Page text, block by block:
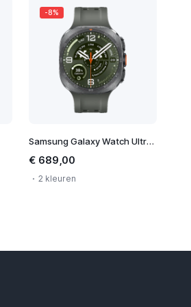
-8%
Samsung Galaxy Watch Ultra 2
€ 689,00
2 kleuren